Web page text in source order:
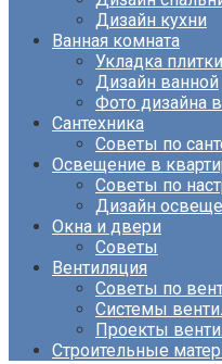
Дизайн кухни
Ванная комната
Укладка
Дизайн ванной
Фото дизайна
Сантехника
Советы по
Освещение в
Советы по
Дизайн
Окна и двери
Советы
Вентиляция
Советы по
Системы
Проекты
Строительные